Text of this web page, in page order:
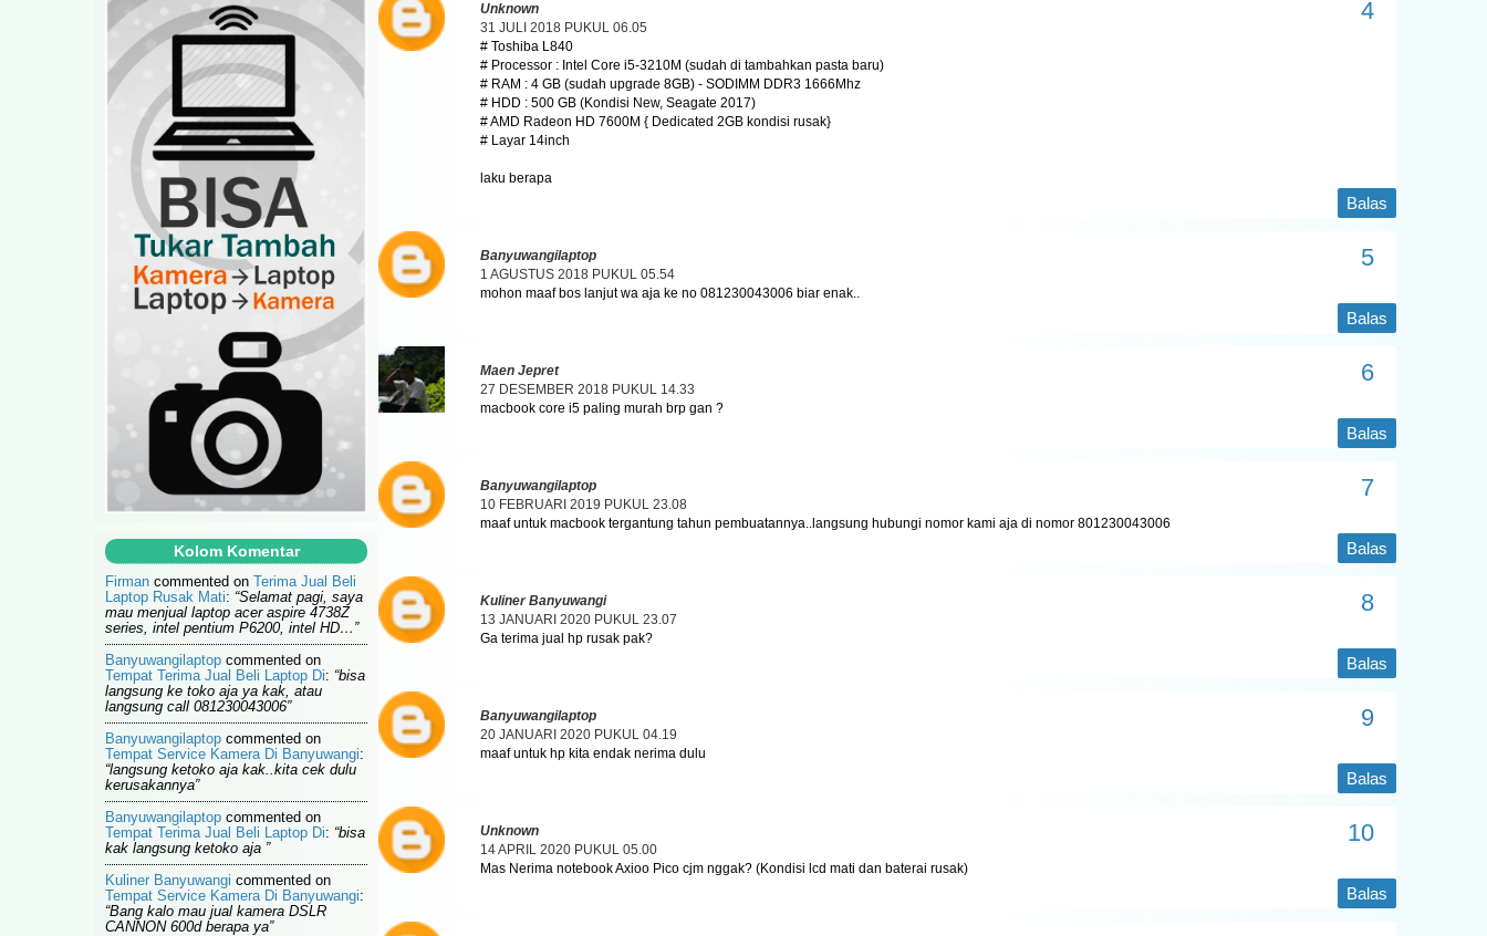
Unknown
31 JULI 2018 PUKUL 06.05
# Toshiba L840
# Processor : Intel Core i5-3210M (sudah di tambahkan pasta baru)
# RAM : 4 GB (sudah upgrade 8GB) - SODIMM DDR3 1666Mhz
# HDD : 500 GB (Kondisi New, Seagate 2017)
# AMD Radeon HD 7600M { Dedicated 2GB kondisi rusak}
# Layar 14inch
laku berapa
Balas
Banyuwangilaptop
1 AGUSTUS 2018 PUKUL 05.54
mohon maaf bos lanjut wa aja ke no 081230043006 biar enak..
Balas
Maen Jepret
27 DESEMBER 2018 PUKUL 14.33
macbook core i5 paling murah brp gan ?
Balas
Banyuwangilaptop
10 FEBRUARI 2019 PUKUL 23.08
maaf untuk macbook tergantung tahun pembuatannya..langsung hubungi nomor kami aja di nomor 801230043006
Balas
Kuliner Banyuwangi
13 JANUARI 2020 PUKUL 23.07
Ga terima jual hp rusak pak?
Balas
Banyuwangilaptop
20 JANUARI 2020 PUKUL 04.19
maaf untuk hp kita endak nerima dulu
Balas
Unknown
14 APRIL 2020 PUKUL 05.00
Mas Nerima notebook Axioo Pico cjm nggak? (Kondisi lcd mati dan baterai rusak)
Balas
Kolom Komentar
Firman commented on Terima Jual Beli
Laptop Rusak Mati: “Selamat pagi, saya
mau menjual laptop acer aspire 4738Z
series, intel pentium P6200, intel HD…”
Banyuwangilaptop commented on
Tempat Terima Jual Beli Laptop Di: “bisa
langsung ke toko aja ya kak, atau
langsung call 081230043006”
Banyuwangilaptop commented on
Tempat Service Kamera Di Banyuwangi:
“langsung ketoko aja kak..kita cek dulu
kerusakannya”
Banyuwangilaptop commented on
Tempat Terima Jual Beli Laptop Di: “bisa
kak langsung ketoko aja ”
Kuliner Banyuwangi commented on
Tempat Service Kamera Di Banyuwangi:
“Bang kalo mau jual kamera DSLR
CANNON 600d berapa ya”